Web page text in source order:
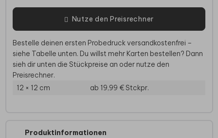
Nutze den Preisrechner
Bestelle deinen ersten Probedruck versandkostenfrei –
siehe Tabelle unten. Du willst mehr Karten bestellen? Dann
sieh dir unten die Stückpreise an oder nutze den
Preisrechner.
12 × 12 cm
ab 19,99 €Stckpr.
Produktinformationen